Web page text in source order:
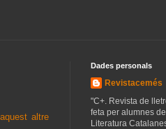
altre
Dades personals
Revistacemés
"C+. Revista de
feta per alumnes
Literatura